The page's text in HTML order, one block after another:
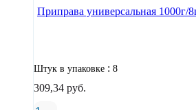
Приправа универсальная 1000г/
Штук в упаковке : 8
309,34 руб.